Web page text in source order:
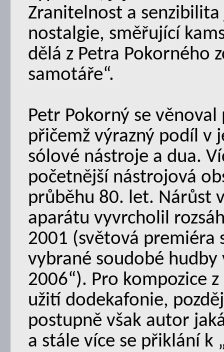
Zranitelnost a
nostalgie, směřující
dělá z Petra Pokorného
samotáře“.
Petr Pokorný se
přičemž výrazný podíl v
sólové nástroje a dua.
početnější nástrojová
průběhu 80. let. Nárůst
aparátu vyvrcholil
2001 (světová premiéra
vybrané soudobé hudby
2006“). Pro kompozice
užití dodekafonie,
postupně však autor
a stále více se přiklání k